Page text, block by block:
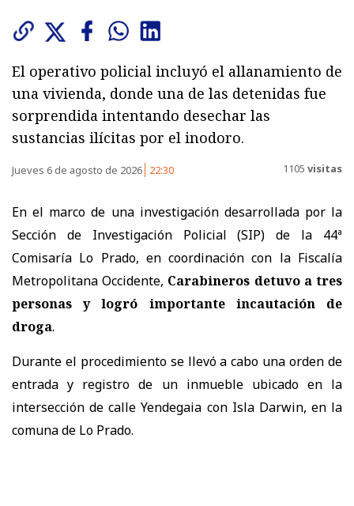
El operativo policial incluyó el allanamiento de
una vivienda, donde una de las detenidas fue
sorprendida intentando desechar las
sustancias ilícitas por el inodoro.
Jueves 6 de agosto de 2026 22:30 1105 visitas
En el marco de una investigación desarrollada por la
Sección de Investigación Policial (SIP) de la 44ª
Comisaría Lo Prado, en coordinación con la Fiscalía
Metropolitana Occidente, Carabineros detuvo a tres
personas y logró importante incautación de
droga.
Durante el procedimiento se llevó a cabo una orden de
entrada y registro de un inmueble ubicado en la
intersección de calle Yendegaia con Isla Darwin, en la
comuna de Lo Prado.